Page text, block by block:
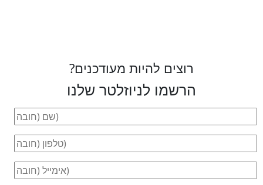
רוצים להיות מעודכנים?
הרשמו לניוזלטר שלנו